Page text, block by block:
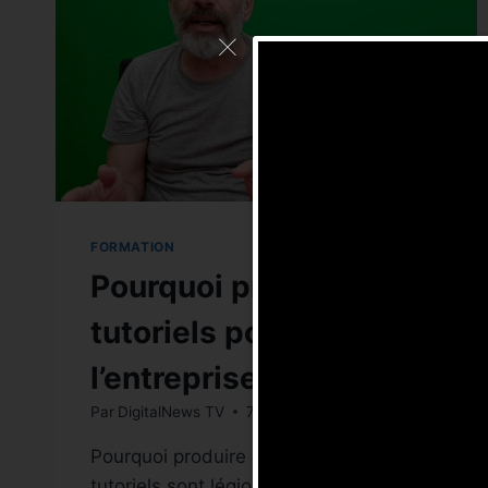
FORMATION
Pourquoi produire des
tutoriels pour
l’entreprise ? [video]
Par DigitalNews TV 7 mars 2019
Pourquoi produire des tutoriels ? Les